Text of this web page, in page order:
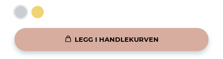
LEGG I HANDLEKURVEN